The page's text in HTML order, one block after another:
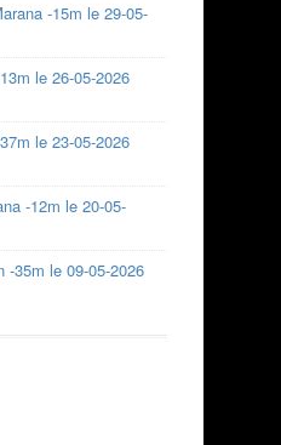
-15m le 29-05-
le 26-05-2026
le 23-05-2026
-12m le 20-05-
-35m le 09-05-2026